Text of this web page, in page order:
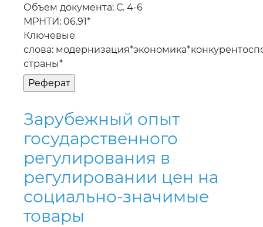
Объем документа: С. 4-6
МРНТИ: 06.91*
Ключевые
слова:
страны*
Зарубежный опыт
государственного
регулирования в
регулировании цен на
социально-значимые
товары